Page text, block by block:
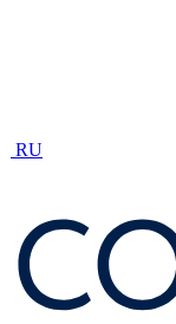
RU